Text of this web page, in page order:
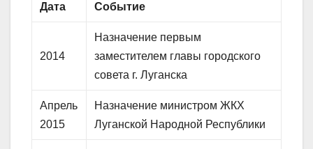
Дата Событие
2014
Назначение первым
заместителем главы городского
совета г. Луганска
Апрель
2015
Назначение министром ЖКХ
Луганской Народной Республики